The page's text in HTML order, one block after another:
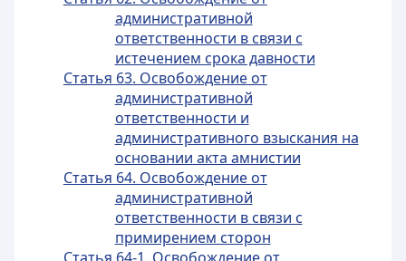
административной
ответственности в связи с
истечением срока давности
Статья 63. Освобождение от
административной
ответственности и
административного взыскания на
основании акта амнистии
Статья 64. Освобождение от
административной
ответственности в связи с
примирением сторон